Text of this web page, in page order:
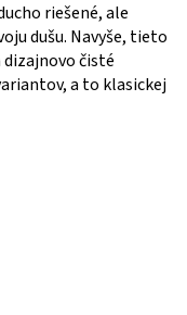
riešené, ale
dušu. Navyše, tieto
čisté
a to klasickej